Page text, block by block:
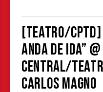
[TEATRO/
Anda de Ida”
Central/
Carlos Magno